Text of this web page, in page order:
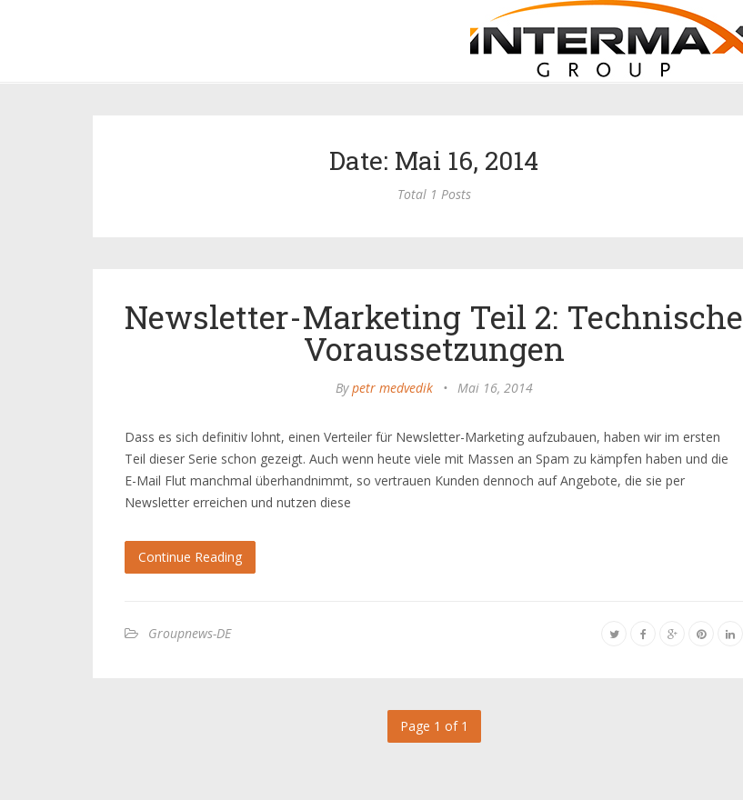
Date: Mai 16, 2014
Total 1 Posts
Newsletter-Marketing Teil 2: Technische
Voraussetzungen
Bypetr medvedik • Mai 16, 2014
Dass es sich definitiv lohnt, einen Verteiler für Newsletter-Marketing aufzubauen, haben wir im ersten
Teil dieser Serie schon gezeigt. Auch wenn heute viele mit Massen an Spam zu kämpfen haben und die
E-Mail Flut manchmal überhandnimmt, so vertrauen Kunden dennoch auf Angebote, die sie per
Newsletter erreichen und nutzen diese
Continue Reading
Groupnews-DE
Page 1 of 1